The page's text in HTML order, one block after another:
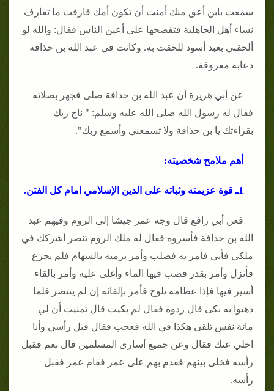
سمعت بابن أعق منك أمنت أن تكون أمك قارفت ما تقارف
نساء أهل الجاهلية فتفضحها على أعين الناس فقال: والله لو
ألحقني بعبد أسود للحقت به. وكانت في عبد الله بن حذافة
دعابة معروفة.
عن أبي هريرة أن عبد الله بن حذافة صلى فجهر بصلاته
فقال له رسول الله صلى الله عليه وسلم: " ناج ربك
بقراءتك يا بن حذافة ولا تسمعني وأسمع ربك".
أهم ملامح شخصيته:
1ـ قوة عزيمته وثباته على الدين الإسلامي امام كل الفتن.
فعن أبي رافع قال وجه عمر جيشا إلى الروم وفيهم عبد
الله بن حذافة فأسروه فقال له ملك الروم تنصر أشركك في
ملكي فأبى فأمر به فصلب وأمر برميه بالسهام فلم يجزع
فأنزل وأمر بقدر فصب فيها الماء وأغلى عليه وأمر بالقاء
أسير فيها فإذا عظامه تلوح فأمر بإلقائه إن لم يتنصر فلما
ذهبوا به بكى قال ردوه فقال لم بكيت قال تمنيت أن لي
مائة نفس تلقى هكذا في الله فعجب فقال قبل رأسي وأنا
اخلي عنك فقال وعن جميع أسارى المسلمين قال نعم فقبل
رأسه فخلى بينهم فقدم بهم على عمر فقام عمر فقبل
رأسه.